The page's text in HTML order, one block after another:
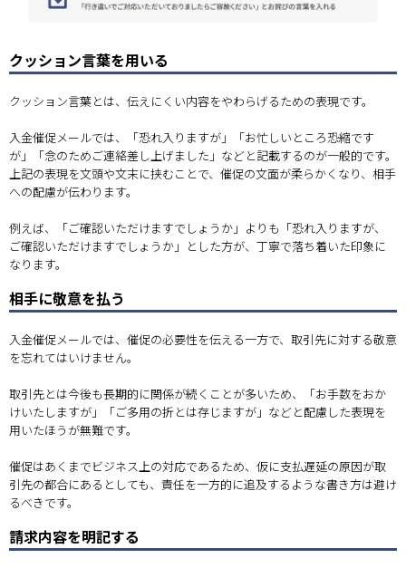
クッション言葉を用いる
クッション言葉とは、伝えにくい内容をやわらげるための表現です。
入金催促メールでは、「恐れ入りますが」「お忙しいところ恐縮です
が」「念のためご連絡差し上げました」などと記載するのが一般的です。
上記の表現を文頭や文末に挟むことで、催促の文面が柔らかくなり、相手
への配慮が伝わります。
例えば、「ご確認いただけますでしょうか」よりも「恐れ入りますが、
ご確認いただけますでしょうか」とした方が、丁寧で落ち着いた印象に
なります。
相手に敬意を払う
入金催促メールでは、催促の必要性を伝える一方で、取引先に対する敬意
を忘れてはいけません。
取引先とは今後も長期的に関係が続くことが多いため、「お手数をおか
けいたしますが」「ご多用の折とは存じますが」などと配慮した表現を
用いたほうが無難です。
催促はあくまでビジネス上の対応であるため、仮に支払遅延の原因が取
引先の都合にあるとしても、責任を一方的に追及するような書き方は避け
るべきです。
請求内容を明記する